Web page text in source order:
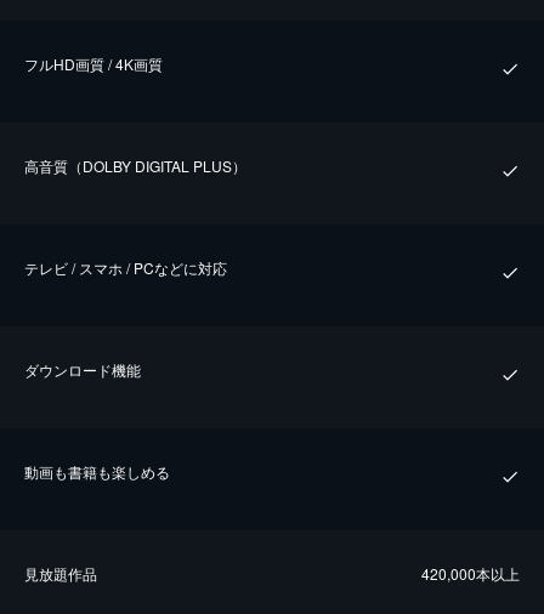
フルHD画質 / 4K画質
⾼⾳質（DOLBY DIGITAL PLUS）
テレビ / スマホ / PCなどに対応
ダウンロード機能
動画も書籍も楽しめる
⾒放題作品 420,000本以上